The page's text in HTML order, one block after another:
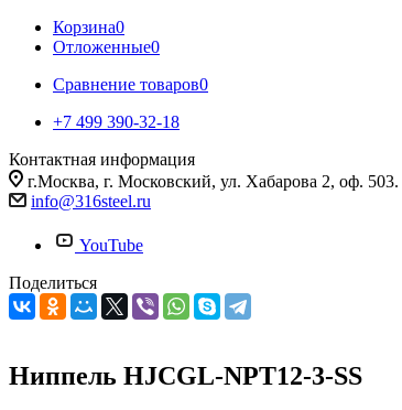
Корзина0
Отложенные0
Сравнение товаров0
+7 499 390-32-18
Контактная информация
г.Москва, г. Московский, ул. Хабарова 2, оф. 503.
info@316steel.ru
YouTube
Поделиться
Ниппель HJCGL-NPT12-3-SS